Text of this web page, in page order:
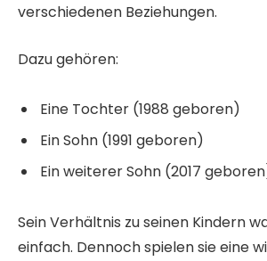
verschiedenen Beziehungen.
Dazu gehören:
Eine Tochter (1988 geboren)
Ein Sohn (1991 geboren)
Ein weiterer Sohn (2017
Sein Verhältnis zu seinen Kindern
einfach. Dennoch spielen sie eine